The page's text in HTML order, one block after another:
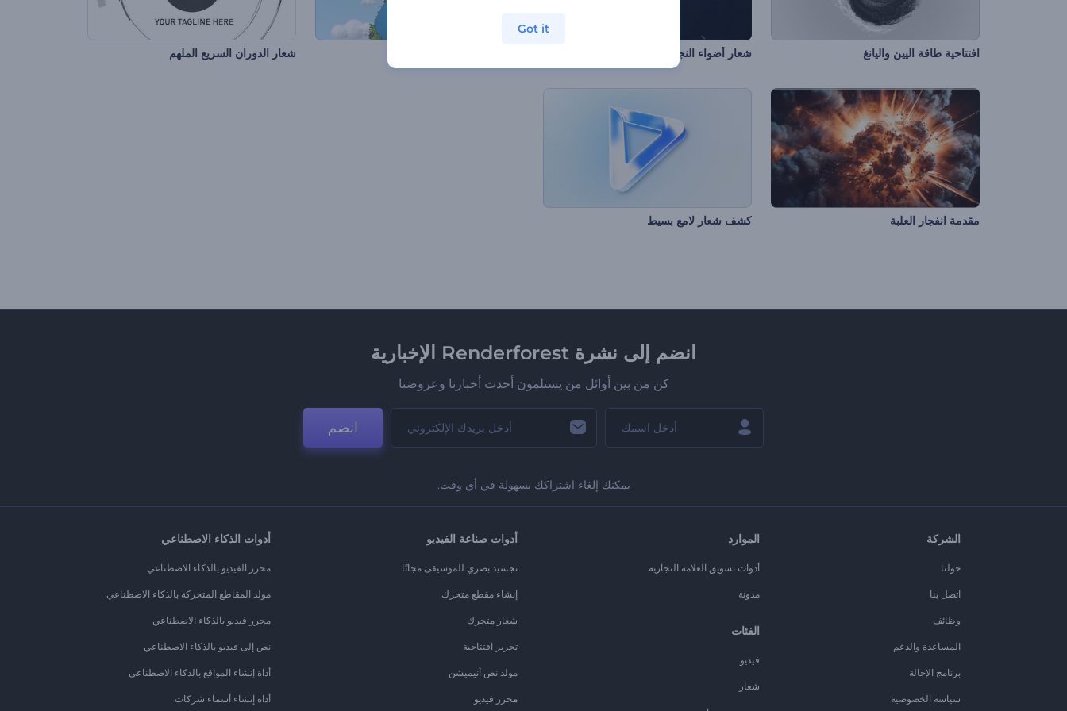
افتتاحية طاقة اليين واليانغ شعار أضواء النجوم المهتزة شعار الدوران السريع الملهم
مقدمة انفجار العلبة كشف شعار لامع بسيط
انضم إلى نشرة Renderforest الإخبارية
كن من بين أوائل من يستلمون أحدث أخبارنا وعروضنا
انضم
يمكنك إلغاء اشتراكك بسهولة في أي وقت.
الشركة
حولنا
اتصل بنا
وظائف
المساعدة والدعم
برنامج الإحالة
سياسة الخصوصية
الموارد
أدوات تسويق العلامة التجارية
مدونة
الفئات
فيديو
شعار
أدوات صناعة الفيديو
تجسيد بصري للموسيقى مجانًا
إنشاء مقطع متحرك
شعار متحرك
تحرير افتتاحية
مولد نص أنيميشن
محرر فيديو
أدوات الذكاء الاصطناعي
محرر الفيديو بالذكاء الاصطناعي
مولد المقاطع المتحركة بالذكاء الاصطناعي
محرر فيديو بالذكاء الاصطناعي
نص إلى فيديو بالذكاء الاصطناعي
أداة إنشاء المواقع بالذكاء الاصطناعي
أداة إنشاء أسماء شركات
Got it